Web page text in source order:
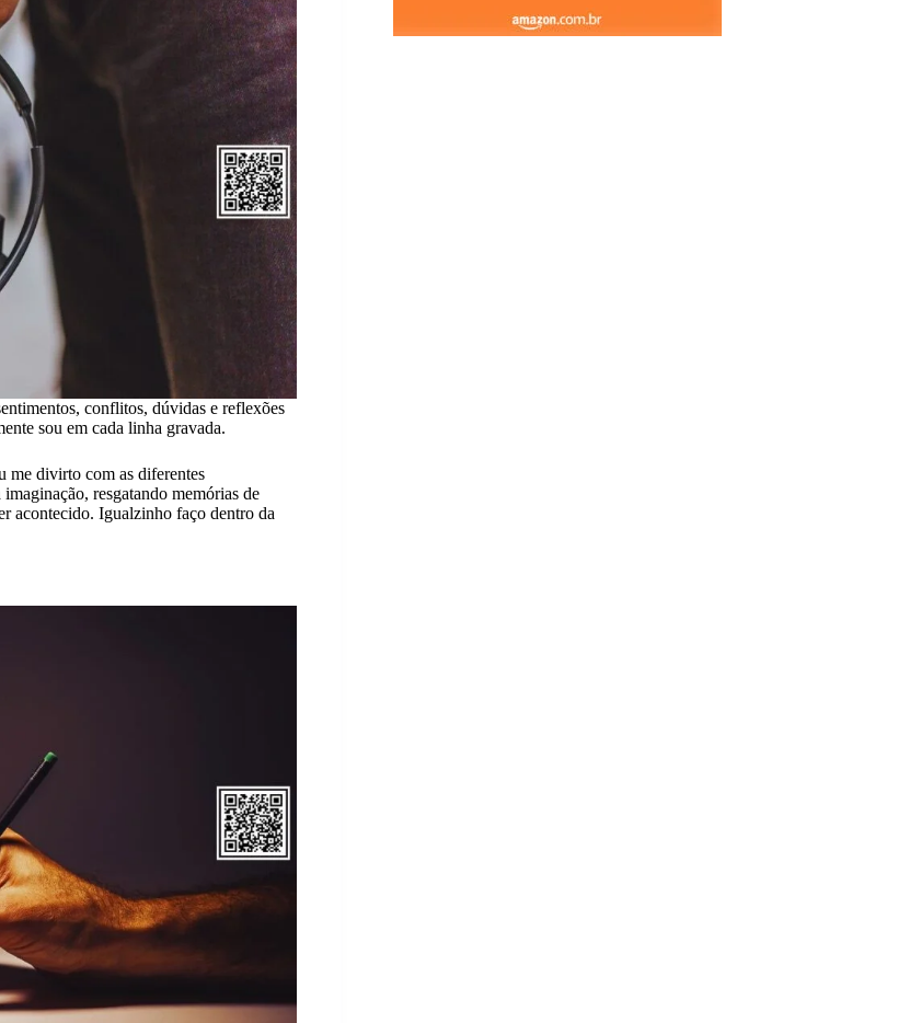
conflitos, dúvidas e reflexões
sou em cada linha gravada.
me divirto com as diferentes
resgatando memórias de
acontecido. Igualzinho faço dentro da